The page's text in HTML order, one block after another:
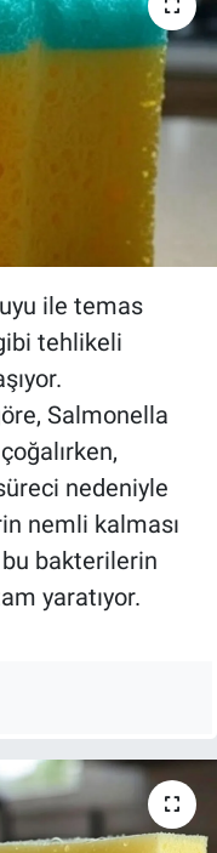
ile temas
tehlikeli
Salmonella
nedeniyle
nemli kalması
bakterilerin
yaratıyor.